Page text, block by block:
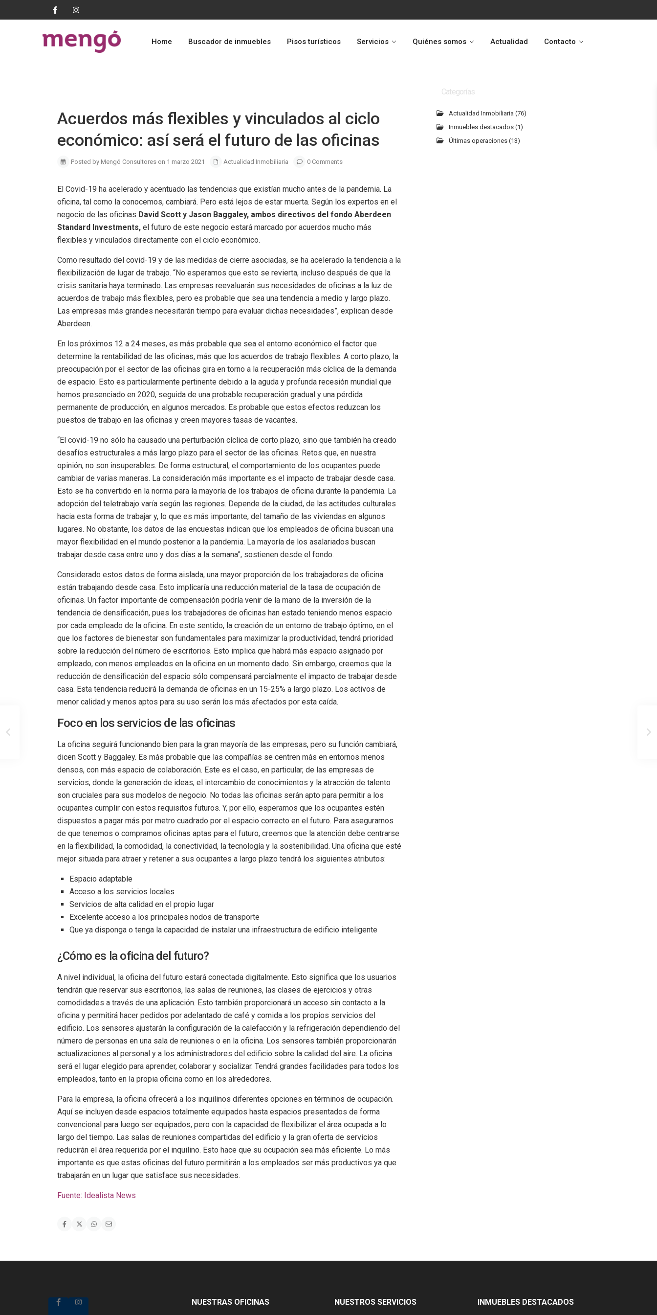
Home Buscador de inmuebles Pisos turísticos Servicios Quiénes somos Actualidad Contacto
Acuerdos más flexibles y vinculados al ciclo
económico: así será el futuro de las oficinas
Posted by Mengó Consultores on 1 marzo 2021 Actualidad Inmobiliaria 0 Comments
El Covid-19 ha acelerado y acentuado las tendencias que existían mucho antes de la pandemia. La
oficina, tal como la conocemos, cambiará. Pero está lejos de estar muerta. Según los expertos en el
negocio de las oficinas David Scott y Jason Baggaley, ambos directivos del fondo Aberdeen
Standard Investments, el futuro de este negocio estará marcado por acuerdos mucho más
flexibles y vinculados directamente con el ciclo económico.
Como resultado del covid-19 y de las medidas de cierre asociadas, se ha acelerado la tendencia a la
flexibilización de lugar de trabajo. “No esperamos que esto se revierta, incluso después de que la
crisis sanitaria haya terminado. Las empresas reevaluarán sus necesidades de oficinas a la luz de
acuerdos de trabajo más flexibles, pero es probable que sea una tendencia a medio y largo plazo.
Las empresas más grandes necesitarán tiempo para evaluar dichas necesidades”, explican desde
Aberdeen.
En los próximos 12 a 24 meses, es más probable que sea el entorno económico el factor que
determine la rentabilidad de las oficinas, más que los acuerdos de trabajo flexibles. A corto plazo, la
preocupación por el sector de las oficinas gira en torno a la recuperación más cíclica de la demanda
de espacio. Esto es particularmente pertinente debido a la aguda y profunda recesión mundial que
hemos presenciado en 2020, seguida de una probable recuperación gradual y una pérdida
permanente de producción, en algunos mercados. Es probable que estos efectos reduzcan los
puestos de trabajo en las oficinas y creen mayores tasas de vacantes.
“El covid-19 no sólo ha causado una perturbación cíclica de corto plazo, sino que también ha creado
desafíos estructurales a más largo plazo para el sector de las oficinas. Retos que, en nuestra
opinión, no son insuperables. De forma estructural, el comportamiento de los ocupantes puede
cambiar de varias maneras. La consideración más importante es el impacto de trabajar desde casa.
Esto se ha convertido en la norma para la mayoría de los trabajos de oficina durante la pandemia. La
adopción del teletrabajo varía según las regiones. Depende de la ciudad, de las actitudes culturales
hacia esta forma de trabajar y, lo que es más importante, del tamaño de las viviendas en algunos
lugares. No obstante, los datos de las encuestas indican que los empleados de oficina buscan una
mayor flexibilidad en el mundo posterior a la pandemia. La mayoría de los asalariados buscan
trabajar desde casa entre uno y dos días a la semana”, sostienen desde el fondo.
Considerado estos datos de forma aislada, una mayor proporción de los trabajadores de oficina
están trabajando desde casa. Esto implicaría una reducción material de la tasa de ocupación de
oficinas. Un factor importante de compensación podría venir de la mano de la inversión de la
tendencia de densificación, pues los trabajadores de oficinas han estado teniendo menos espacio
por cada empleado de la oficina. En este sentido, la creación de un entorno de trabajo óptimo, en el
que los factores de bienestar son fundamentales para maximizar la productividad, tendrá prioridad
sobre la reducción del número de escritorios. Esto implica que habrá más espacio asignado por
empleado, con menos empleados en la oficina en un momento dado. Sin embargo, creemos que la
reducción de densificación del espacio sólo compensará parcialmente el impacto de trabajar desde
casa. Esta tendencia reducirá la demanda de oficinas en un 15-25% a largo plazo. Los activos de
menor calidad y menos aptos para su uso serán los más afectados por esta caída.
Foco en los servicios de las oficinas
La oficina seguirá funcionando bien para la gran mayoría de las empresas, pero su función cambiará,
dicen Scott y Baggaley. Es más probable que las compañías se centren más en entornos menos
densos, con más espacio de colaboración. Este es el caso, en particular, de las empresas de
servicios, donde la generación de ideas, el intercambio de conocimientos y la atracción de talento
son cruciales para sus modelos de negocio. No todas las oficinas serán apto para permitir a los
ocupantes cumplir con estos requisitos futuros. Y, por ello, esperamos que los ocupantes estén
dispuestos a pagar más por metro cuadrado por el espacio correcto en el futuro. Para asegurarnos
de que tenemos o compramos oficinas aptas para el futuro, creemos que la atención debe centrarse
en la flexibilidad, la comodidad, la conectividad, la tecnología y la sostenibilidad. Una oficina que esté
mejor situada para atraer y retener a sus ocupantes a largo plazo tendrá los siguientes atributos:
Espacio adaptable
Acceso a los servicios locales
Servicios de alta calidad en el propio lugar
Excelente acceso a los principales nodos de transporte
Que ya disponga o tenga la capacidad de instalar una infraestructura de edificio inteligente
¿Cómo es la oficina del futuro?
A nivel individual, la oficina del futuro estará conectada digitalmente. Esto significa que los usuarios
tendrán que reservar sus escritorios, las salas de reuniones, las clases de ejercicios y otras
comodidades a través de una aplicación. Esto también proporcionará un acceso sin contacto a la
oficina y permitirá hacer pedidos por adelantado de café y comida a los propios servicios del
edificio. Los sensores ajustarán la configuración de la calefacción y la refrigeración dependiendo del
número de personas en una sala de reuniones o en la oficina. Los sensores también proporcionarán
actualizaciones al personal y a los administradores del edificio sobre la calidad del aire. La oficina
será el lugar elegido para aprender, colaborar y socializar. Tendrá grandes facilidades para todos los
empleados, tanto en la propia oficina como en los alrededores.
Para la empresa, la oficina ofrecerá a los inquilinos diferentes opciones en términos de ocupación.
Aquí se incluyen desde espacios totalmente equipados hasta espacios presentados de forma
convencional para luego ser equipados, pero con la capacidad de flexibilizar el área ocupada a lo
largo del tiempo. Las salas de reuniones compartidas del edificio y la gran oferta de servicios
reducirán el área requerida por el inquilino. Esto hace que su ocupación sea más eficiente. Lo más
importante es que estas oficinas del futuro permitirán a los empleados ser más productivos ya que
trabajarán en un lugar que satisface sus necesidades.
Fuente: Idealista News
Categorías
Actualidad Inmobiliaria (76)
Inmuebles destacados (1)
Últimas operaciones (13)
NUESTRAS OFICINAS NUESTROS SERVICIOS INMUEBLES DESTACADOS